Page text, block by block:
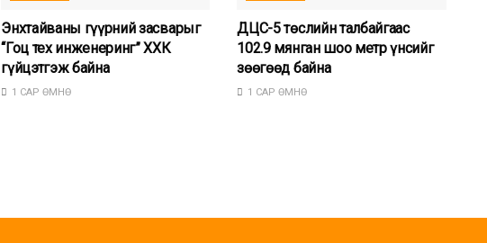
Энхтайваны гүүрний засварыг
“Гоц тех инженеринг” ХХК
гүйцэтгэж байна
1 САР ӨМНӨ
ДЦС-5 төслийн талбайгаас
102.9 мянган шоо метр үнсийг
зөөгөөд байна
1 САР ӨМНӨ